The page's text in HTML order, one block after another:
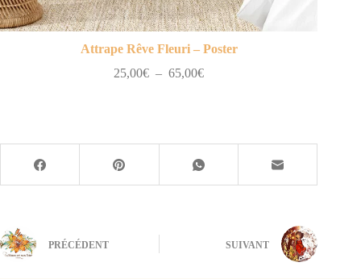
Attrape Rêve Fleuri – Poster
25,00€ – 65,00€Plage
65,00€
PRÉCÉDENT SUIVANT